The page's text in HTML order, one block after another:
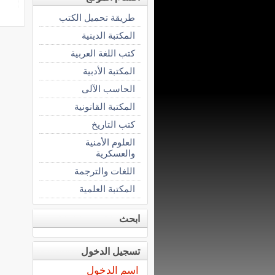
طريقة تحميل الكتب
المكتبة الدينية
كتب اللغة العربية
المكتبة الأدبية
الحاسب الآلى
المكتبة القانونية
كتب التاريخ
العلوم الأمنية
والعسكرية
اللغات والترجمة
المكتبة العلمية
ابحث
تسجيل الدخول
اسم الدخول